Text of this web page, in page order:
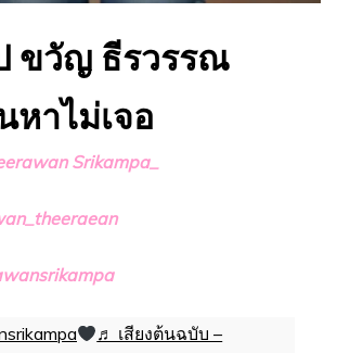
ขวัญ ธีรวรรณ
าไม่เจอ
Srikampa_
♬ เสียงต้นฉบับ –